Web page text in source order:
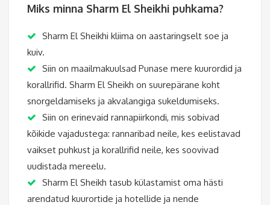
Miks minna Sharm El Sheikhi puhkama?
Sharm El Sheikhi kliima on aastaringselt soe ja
kuiv.
Siin on maailmakuulsad Punase mere kuurordid ja
korallrifid. Sharm El Sheikh on suurepärane koht
snorgeldamiseks ja akvalangiga sukeldumiseks.
Siin on erinevaid rannapiirkondi, mis sobivad
kõikide vajadustega: rannaribad neile, kes eelistavad
vaikset puhkust ja korallrifid neile, kes soovivad
uudistada mereelu.
Sharm El Sheikh tasub külastamist oma hästi
arendatud kuurortide ja hotellide ja nende